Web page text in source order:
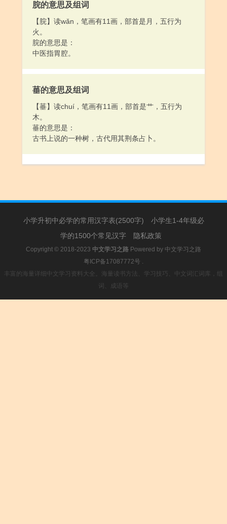
脘的意思及组词
【脘】读wǎn，笔画有11画，部首是月，五行为
火。
脘的意思是：
中医指胃腔。
菙的意思及组词
【菙】读chuí，笔画有11画，部首是艹，五行为
木。
菙的意思是：
古书上说的一种树，古代用其荆条占卜。
小学升初中必学的常用汉字表(2500字)
小学生1-4年级必
学的1500个常见汉字
隐私政策
Copyright © 2018-2023 中文学习之路 Powered by 中文学习之路
粤ICP备17087772号 .
丰富的海量详细中文学习资料大全。海量读书方法、学习技巧、中文词汇词库，组
词、成语等